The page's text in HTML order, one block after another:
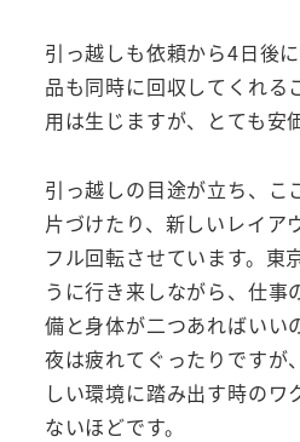
引っ越しも依頼から4日後
品も同時に回収してくれる
用は生じますが、とても安
引っ越しの目途が立ち、こ
片づけたり、新しいレイア
フル回転させています。東
うに行き来しながら、仕事
備と身体が二つあればいい
夜は疲れてぐったりですが
しい環境に踏み出す時のワ
ないほどです。